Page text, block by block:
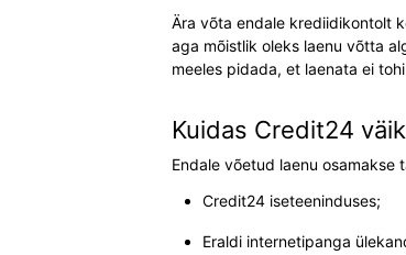
Ära võta endale krediidikontolt
aga mõistlik oleks laenu võtta
meeles pidada, et laenata ei
Kuidas Credit24
Endale võetud laenu osamakse
Credit24 iseteeninduses;
Eraldi internetipanga